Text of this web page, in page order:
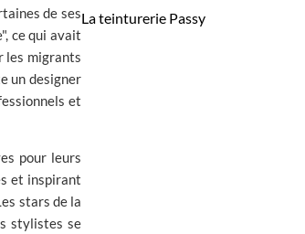
de ses
ce qui avait
les migrants
un designer
et
pour leurs
et inspirant
stars de la
stylistes se
La teinturerie Passy